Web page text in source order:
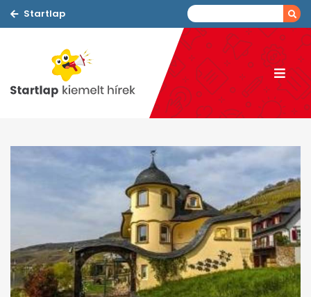
Startlap